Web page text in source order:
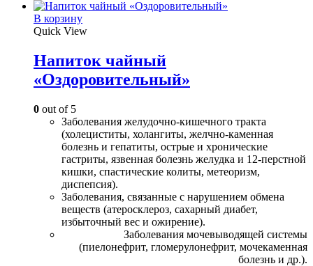
В корзину
Quick View
Напиток чайный
«Оздоровительный»
0 out of 5
Заболевания желудочно-кишечного тракта
(холециститы, холангиты, желчно-каменная
болезнь и гепатиты, острые и хронические
гастриты, язвенная болезнь желудка и 12-перстной
кишки, спастические колиты, метеоризм,
диспепсия).
Заболевания, связанные с нарушением обмена
веществ (атеросклероз, сахарный диабет,
избыточный вес и ожирение).
Заболевания мочевыводящей системы
(пиелонефрит, гломерулонефрит, мочекаменная
болезнь и др.).